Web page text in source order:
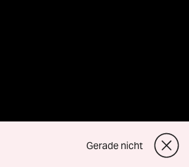
Gerade nicht